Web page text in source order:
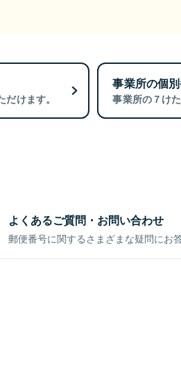
けます。
事業所の個
事業所の７け
よくあるご質問・お問い合わせ
郵便番号に関するさまざまな疑問にお